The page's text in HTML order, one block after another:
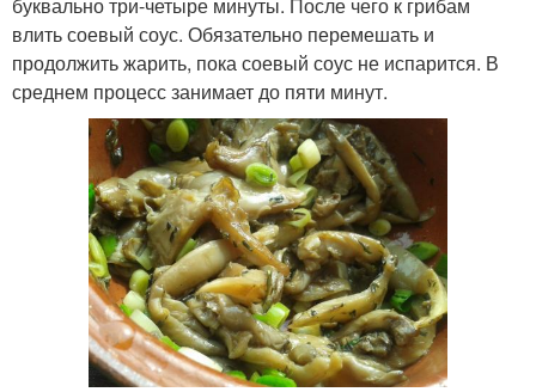
влить соевый соус. Обязательно перемешать и
продолжить жарить, пока соевый соус не испарится. В
среднем процесс занимает до пяти минут.